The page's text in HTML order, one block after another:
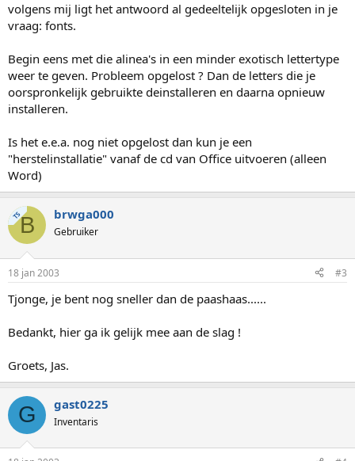
volgens mij ligt het antwoord al gedeeltelijk opgesloten in je
vraag: fonts.
Begin eens met die alinea's in een minder exotisch lettertype
weer te geven. Probleem opgelost ? Dan de letters die je
oorspronkelijk gebruikte deinstalleren en daarna opnieuw
installeren.
Is het e.e.a. nog niet opgelost dan kun je een
"herstelinstallatie" vanaf de cd van Office uitvoeren (alleen
Word)
TSB brwga000
Gebruiker
18 jan 2003 #3
Tjonge, je bent nog sneller dan de paashaas......
Bedankt, hier ga ik gelijk mee aan de slag !
Groets, Jas.
G gast0225
Inventaris